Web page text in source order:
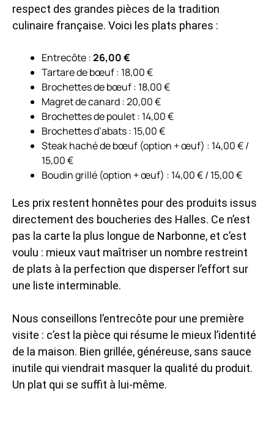
respect des grandes pièces de la tradition
culinaire française. Voici les plats phares :
Entrecôte :26,00 €
Tartare de bœuf : 18,00 €
Brochettes de bœuf : 18,00 €
Magret de canard : 20,00 €
Brochettes de poulet : 14,00 €
Brochettes d’abats : 15,00 €
Steak haché de bœuf (option + œuf) : 14,00 € /
15,00 €
Boudin grillé (option + œuf) : 14,00 € / 15,00 €
Les prix restent honnêtes pour des produits issus
directement des boucheries des Halles. Ce n’est
pas la carte la plus longue de Narbonne, et c’est
voulu : mieux vaut maîtriser un nombre restreint
de plats à la perfection que disperser l’effort sur
une liste interminable.
Nous conseillons l’entrecôte pour une première
visite : c’est la pièce qui résume le mieux l’identité
de la maison. Bien grillée, généreuse, sans sauce
inutile qui viendrait masquer la qualité du produit.
Un plat qui se suffit à lui-même.